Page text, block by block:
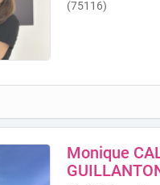
(75116)
Monique